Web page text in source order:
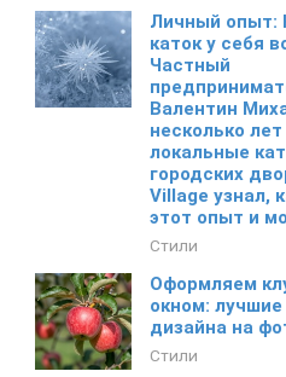
Личный опыт:
каток у себя
Частный
Валентин
несколько
локальные
городских
Village узнал,
этот опыт и
Стили
Оформляем
окном:
дизайна на
Стили